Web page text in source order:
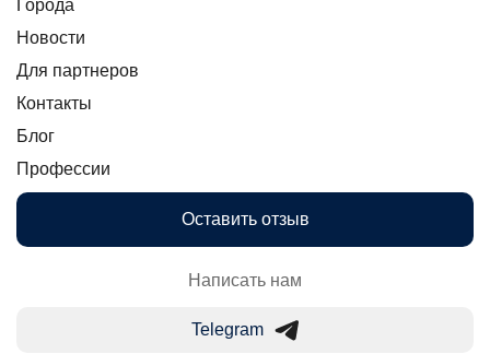
Города
Новости
Для партнеров
Контакты
Блог
Профессии
Оставить отзыв
Написать нам
Telegram